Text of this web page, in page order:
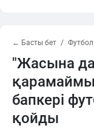
← Басты бет Футбол
"Жасына
бапкері
қойды